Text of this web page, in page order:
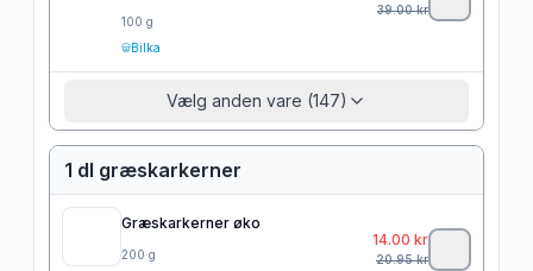
100 g
Bilka
39.00kr
Vælg anden vare (147)
1 dl græskarkerner
Græskarkerner øko
200 g
14.00 kr
20.95kr